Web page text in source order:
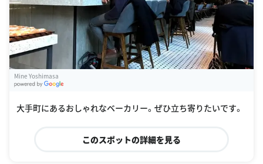
Mine Yoshimasa
大手町にあるおしゃれなベーカリー。ぜひ立ち寄りたいです。
このスポットの詳細を見る